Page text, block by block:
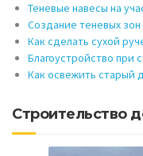
Теневые навесы на
Создание теневых зон
Как сделать сухой
Благоустройство при
Как освежить старый
Строительство